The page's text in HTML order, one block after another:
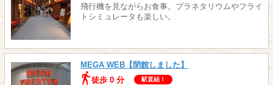
飛行機を見ながらお食事。プラネタリウムやフライ
トシミュレータも楽しい。
MEGA WEB【閉館しました】
徒歩 0 分
駅直結！